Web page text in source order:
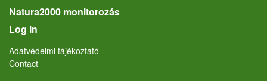
Natura2000 monitorozás
User account menu
Log in
Lábléc
Adatvédelmi tájékoztató
Contact